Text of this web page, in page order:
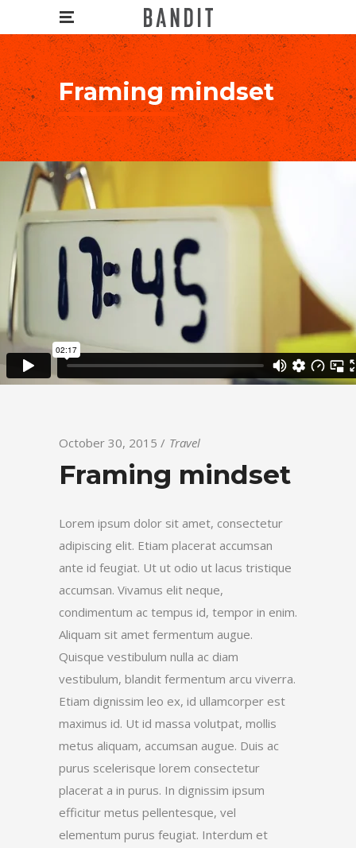
Framing mindset
October 30, 2015 Travel
Framing mindset
Lorem ipsum dolor sit amet, consectetur
adipiscing elit. Etiam placerat accumsan
ante id feugiat. Ut ut odio ut lacus tristique
accumsan. Vivamus elit neque,
condimentum ac tempus id, tempor in enim.
Aliquam sit amet fermentum augue.
Quisque vestibulum nulla ac diam
vestibulum, blandit fermentum arcu viverra.
Etiam dignissim leo ex, id ullamcorper est
maximus id. Ut id massa volutpat, mollis
metus aliquam, accumsan augue. Duis ac
purus scelerisque lorem consectetur
placerat a in purus. In dignissim ipsum
efficitur metus pellentesque, vel
elementum purus feugiat. Interdum et